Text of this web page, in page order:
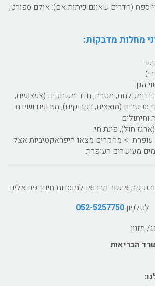
ספח (חדרים שאינם כיתות אם): אולם ספורט,
מחלות מדבקות:
הגן:
ומקלחת, מטבח, חדר משחקים (צעצועים,
סניטרים (מוצצים, בקבוקים), מזרונים ושידת
חול), פינת חי.
עופרת -> מחקרים מצאו היפראקטיביות אצל
מעושרים העופרת.
אישור תברואן למוסדות חינוך פנו אלינו
לטלפון052-5257750
מזנון
הבריאות